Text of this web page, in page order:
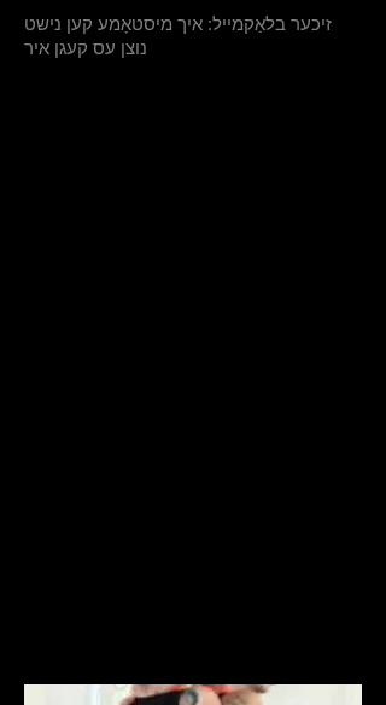
זיכער בלאַקמייל: איך מיסטאָמע קען נישט
נוצן עס קעגן איר